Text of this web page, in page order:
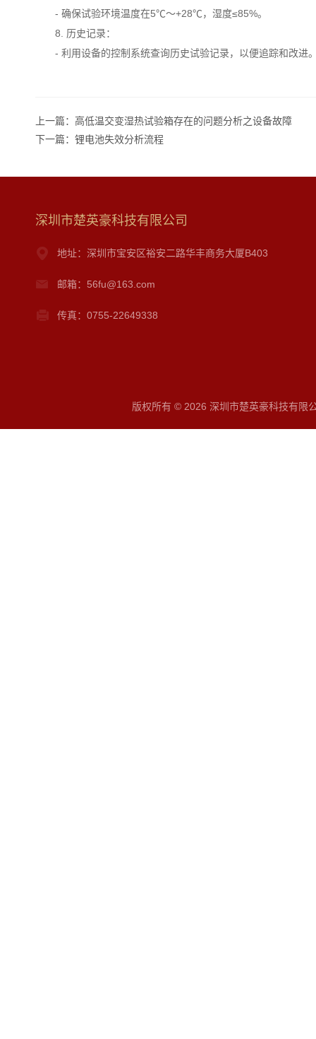
- 确保试验环境温度在5℃～+28℃，湿度≤85%。
8. 历史记录：
- 利用设备的控制系统查询历史试验记录，以便追踪和改进
上一篇： 高低温交变湿热试验箱存在的问题分析之设备故障
下一篇： 锂电池失效分析流程
深圳市楚英豪科技有限公司
地址：深圳市宝安区裕安二路华丰商务大厦B403
邮箱：56fu@163.com
传真：0755-22649338
版权所有 © 2026 深圳市楚英豪科技有限